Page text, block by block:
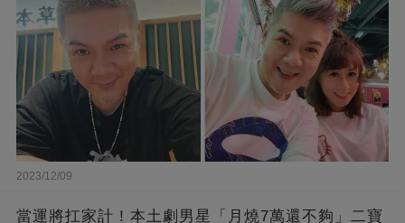
2023/12/09
當運將扛家計！本土劇男星「月燒7萬還不夠」二寶